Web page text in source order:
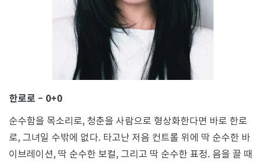
한로로 – 0+0
순수함을 목소리로, 청춘을 사람으로 형상화한다면 바로 한로
로, 그녀일 수밖에 없다. 타고난 저음 컨트롤 위에 딱 순수한 바
이브레이션, 딱 순수한 보컬, 그리고 딱 순수한 표정. 음을 끌 때